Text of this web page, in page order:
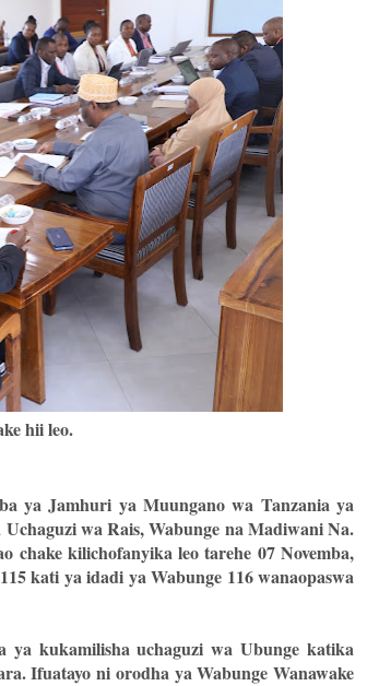
hii leo.
ya Jamhuri ya Muungano wa Tanzania ya
wa Rais, Wabunge na Madiwani Na.
kilichofanyika leo tarehe 07 Novemba,
kati ya idadi ya Wabunge 116 wanaopaswa
ya kukamilisha uchaguzi wa Ubunge katika
Ifuatayo ni orodha ya Wabunge Wanawake